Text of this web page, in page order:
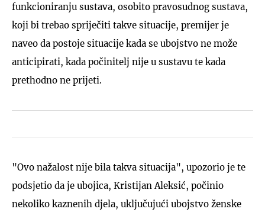
funkcioniranju sustava, osobito pravosudnog sustava,
koji bi trebao spriječiti takve situacije, premijer je
naveo da postoje situacije kada se ubojstvo ne može
anticipirati, kada počinitelj nije u sustavu te kada
prethodno ne prijeti.
"Ovo nažalost nije bila takva situacija", upozorio je te
podsjetio da je ubojica, Kristijan Aleksić, počinio
nekoliko kaznenih djela, uključujući ubojstvo ženske